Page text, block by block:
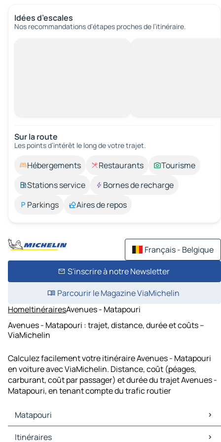
Idées d’escales
Nos recommandations d'étapes proches de l’itinéraire.
Sur la route
Les points d’intérêt le long de votre trajet.
Hébergements Restaurants
Tourisme
Stations service
Bornes de recharge
Parkings
Aires de repos
Français - Belgique
S'inscrire à notre Newsletter
Parcourir le Magazine ViaMichelin
HomeItinérairesAvenues - Matapouri
Avenues - Matapouri : trajet, distance, durée et coûts –
ViaMichelin
Calculez facilement votre itinéraire Avenues - Matapouri
en voiture avec ViaMichelin. Distance, coût (péages,
carburant, coût par passager) et durée du trajet Avenues -
Matapouri, en tenant compte du trafic routier
Matapouri
Matapouri Cartes et plans
Itinéraires